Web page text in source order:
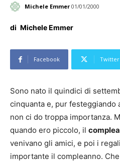
Michele Emmer 01/01/2000
di Michele Emmer
Facebook Twitter
Sono nato il quindici di
cinquanta e, pur festeggiando
non ci do troppa importanza.
quando ero piccolo, il
venivano gli amici, e poi i
importante il compleanno.